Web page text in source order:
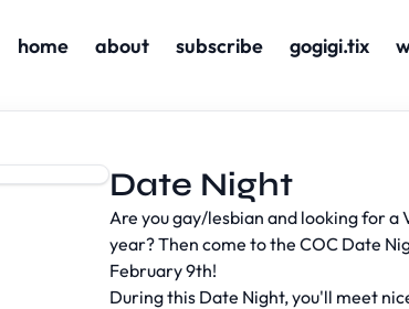
home about subscribe gogigi.tix
Date Night
Are you gay/lesbian and looking for a
year? Then come to the COC Date
February 9th!
During this Date Night, you'll meet